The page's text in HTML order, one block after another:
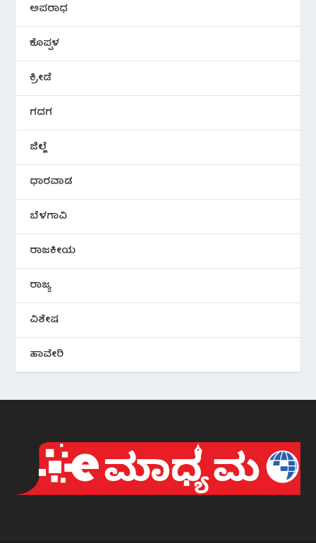
ಅಪರಾಧ
ಕೊಪ್ಪಳ
ಕ್ರೀಡೆ
ಗದಗ
ಜಿಲ್ಲೆ
ಧಾರವಾಡ
ಬೆಳಗಾವಿ
ರಾಜಕೀಯ
ರಾಜ್ಯ
ವಿಶೇಷ
ಹಾವೇರಿ